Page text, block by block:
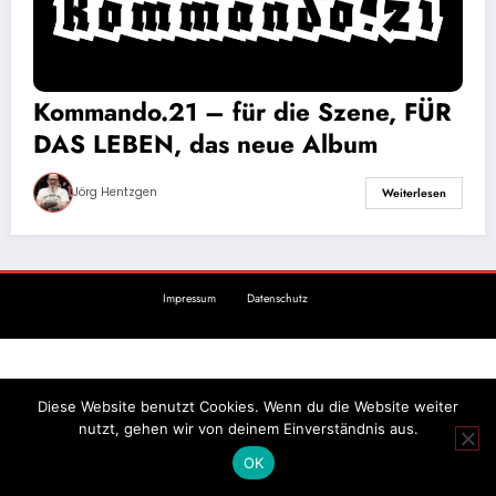
Kommando.21 – für die Szene, FÜR
DAS LEBEN, das neue Album
Jörg Hentzgen Weiterlesen
Impressum Datenschutz
Diese Website benutzt Cookies. Wenn du die Website weiter
nutzt, gehen wir von deinem Einverständnis aus.
OK